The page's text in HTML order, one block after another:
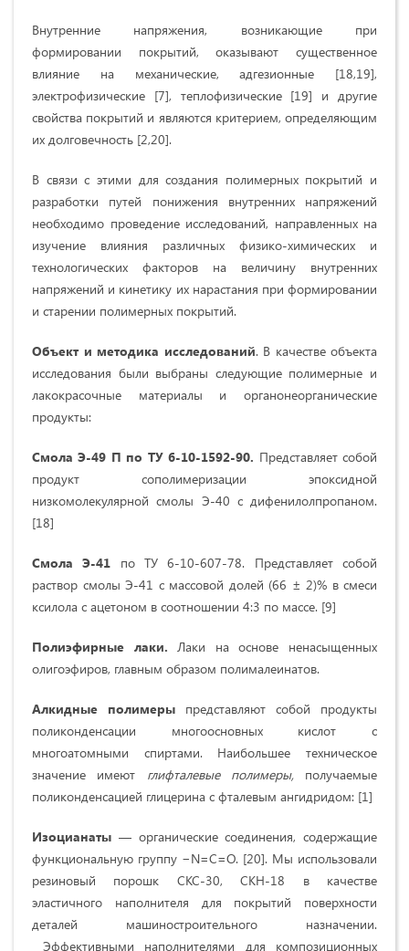
Внутренние напряжения, возникающие при
формировании покрытий, оказывают существенное
влияние на механические, адгезионные [18,19],
электрофизические [7], теплофизические [19] и другие
свойства покрытий и являются критерием, опреде­ляющим
их долговечность [2,20].
В связи с этими для создания полимерных покрытий и
разработки путей понижения внутренних напряжений
необходимо проведение исследований, на­правленных на
изучение влияния различных физико-химических и
технологических факторов на величину внутренних
напряжений и кинетику их нарастания при формировании
и старении полимер­ных покрытий.
Объект и методика исследований. В качестве объекта
исследования были выбраны следующие полимерные и
лакокрасочные материалы и органонеорганические
продукты:
Смола Э-49 П по ТУ 6-10-1592-90. Представляет собой
продукт сополимеризации эпоксидной
низкомолекулярной смолы Э-40 с дифенилолпропаном.
[18]
Смола Э-41 по ТУ 6-10-607-78. Представляет собой
раствор смолы Э-41 с массовой долей (66 ± 2)% в смеси
ксилола с ацетоном в соотношении 4:3 по массе. [9]
Полиэфирные лаки.Лаки на основе ненасыщенных
олигоэфиров, главным образом полималеинатов.
Алкидные полимеры представляют собой продукты
поликонден­сации многоосновных кислот с
многоатомными спиртами. Наи­большее техническое
значение имеют глифталевые полимеры, получаемые
поликонденсацией глицерина с фталевым ангид­ридом: [1]
Изоцианаты — органические соединения, содержащие
функциональную группу −N=C=O. [20]. Мы использовали
резиновый порошк СКС-30, СКН-18 в качестве
эластичного наполнителя для покрытий поверхности
деталей машиностроительного назначении.
Эффективными наполнителями для композиционных